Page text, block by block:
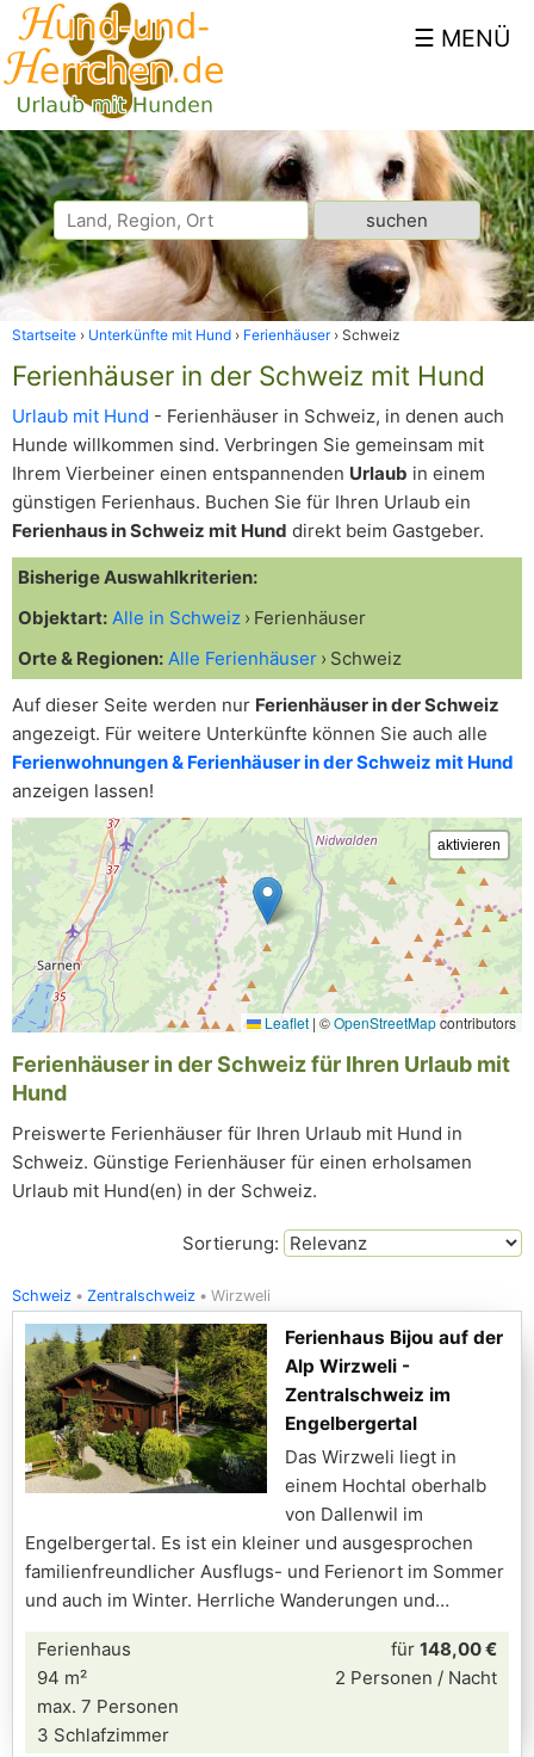
Startseite Unterkünfte mit Hund Ferienhäuser Schweiz
Ferienhäuser in der Schweiz mit Hund
Urlaub mit Hund - Ferienhäuser in Schweiz, in denen auch
Hunde willkommen sind. Verbringen Sie gemeinsam mit
Ihrem Vierbeiner einen entspannenden Urlaub in einem
günstigen Ferienhaus. Buchen Sie für Ihren Urlaub ein
Ferienhaus in Schweiz mit Hund direkt beim Gastgeber.
Bisherige Auswahlkriterien:
Objektart: Alle in Schweiz
Ferienhäuser
Orte & Regionen: Alle Ferienhäuser Schweiz
Auf dieser Seite werden nur Ferienhäuser in der Schweiz
angezeigt. Für weitere Unterkünfte können Sie auch alle
Ferienwohnungen & Ferienhäuser in der Schweiz mit Hund
anzeigen lassen!
Leaflet | ©OpenStreetMapcontributors
Ferienhäuser in der Schweiz für Ihren Urlaub mit
Hund
Preiswerte Ferienhäuser für Ihren Urlaub mit Hund in
Schweiz. Günstige Ferienhäuser für einen erholsamen
Urlaub mit Hund(en) in der Schweiz.
Sortierung:
Schweiz Zentralschweiz Wirzweli
Ferienhaus Bijou auf der
Alp Wirzweli -
Zentralschweiz im
Engelbergertal
Das Wirzweli liegt in
einem Hochtal oberhalb
von Dallenwil im
Engelbergertal. Es ist ein kleiner und ausgesprochen
familienfreundlicher Ausflugs- und Ferienort im Sommer
und auch im Winter. Herrliche Wanderungen und
Ferienhaus
94 m²
max. 7 Personen
3 Schlafzimmer
für 148,00 €
2 Personen / Nacht